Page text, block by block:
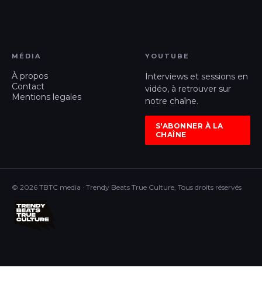
MÉDIA
À propos
Contact
Mentions legales
YOUTUBE
Interviews et sessions en
vidéo, à retrouver sur
notre chaîne.
S'ABONNER À LA
CHAÎNE
© 2026 TBTC media · Trendy Beats True Culture, Tous droits réservés